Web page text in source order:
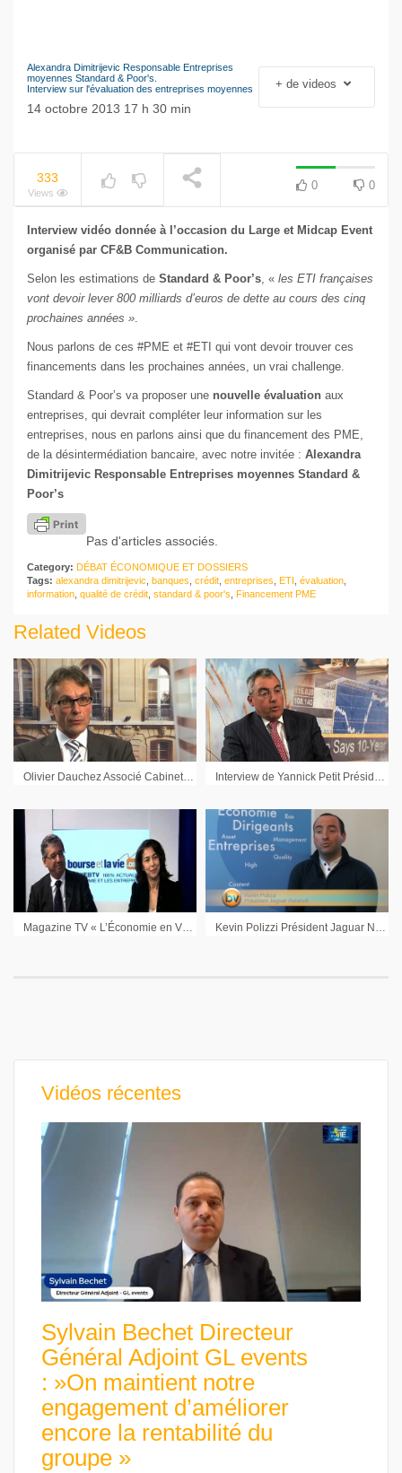
NOW PLAYING
Le séisme industriel
Volkswagen
Alexandra Dimitrijevic Responsable Entreprises
moyennes Standard & Poor's.
Interview sur l'évaluation des entreprises moyennes
14 octobre 2013 17 h 30 min
+ de videos
333
Views
0 0
Interview vidéo donnée à l’occasion du Large et Midcap Event
organisé par CF&B Communication.
Selon les estimations de Standard & Poor’s, « les ETI françaises
vont devoir lever 800 milliards d’euros de dette au cours des cinq
prochaines années ».
Nous parlons de ces #PME et #ETI qui vont devoir trouver ces
financements dans les prochaines années, un vrai challenge.
Standard & Poor’s va proposer une nouvelle évaluation aux
entreprises, qui devrait compléter leur information sur les
entreprises, nous en parlons ainsi que du financement des PME,
de la désintermédiation bancaire, avec notre invitée : Alexandra
Dimitrijevic Responsable Entreprises moyennes Standard &
Poor’s
Pas d'articles associés.
Category: DÉBAT ÉCONOMIQUE ET DOSSIERS
Tags: alexandra dimitrijevic banques crédit entreprises ETI évaluation
information qualité de crédit standard & poor's Financement PME
Related Videos
Olivier Dauchez Associé Cabinet Gide Loyrette Nouel Interview de Yannick Petit Président Allegra Finance
Vidéos récentes
Sylvain Bechet Directeur
Général Adjoint GL events
: »On maintient notre
engagement d’améliorer
encore la rentabilité du
groupe »